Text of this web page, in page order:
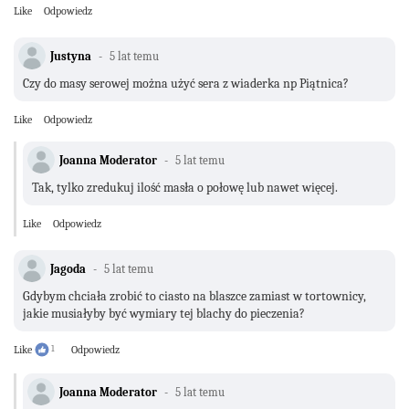
Like Odpowiedz
Justyna 5 lat temu
Czy do masy serowej można użyć sera z wiaderka np Piątnica?
Like Odpowiedz
Joanna Moderator 5 lat temu
Tak, tylko zredukuj ilość masła o połowę lub nawet więcej.
Like Odpowiedz
Jagoda 5 lat temu
Gdybym chciała zrobić to ciasto na blaszce zamiast w tortownicy,
jakie musiałyby być wymiary tej blachy do pieczenia?
Like 1 Odpowiedz
Joanna Moderator 5 lat temu